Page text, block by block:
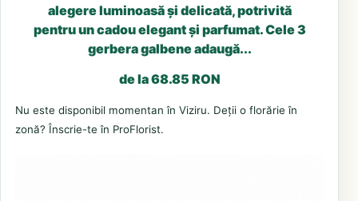
alegere luminoasă și delicată, potrivită
pentru un cadou elegant și parfumat. Cele 3
gerbera galbene adaugă...
de la 68.85 RON
Nu este disponibil momentan în Viziru. Deții o florărie în
zonă? Înscrie-te în ProFlorist.